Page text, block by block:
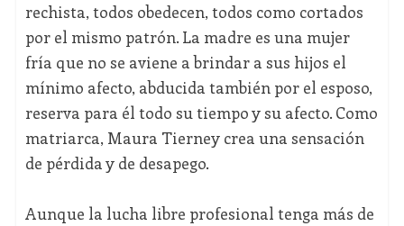
rechista, todos obedecen, todos como cortados
por el mismo patrón. La madre es una mujer
fría que no se aviene a brindar a sus hijos el
mínimo afecto, abducida también por el esposo,
reserva para él todo su tiempo y su afecto. Como
matriarca, Maura Tierney crea una sensación
de pérdida y de desapego.
Aunque la lucha libre profesional tenga más de